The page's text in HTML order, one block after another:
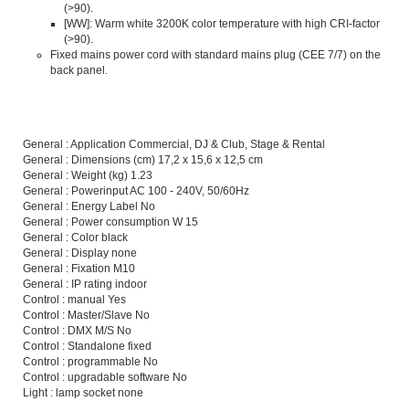
(>90).
[WW]: Warm white 3200K color temperature with high CRI-factor
(>90).
Fixed mains power cord with standard mains plug (CEE 7/7) on the
back panel.
General : Application Commercial, DJ & Club, Stage & Rental
General : Dimensions (cm) 17,2 x 15,6 x 12,5 cm
General : Weight (kg) 1.23
General : Powerinput AC 100 - 240V, 50/60Hz
General : Energy Label No
General : Power consumption W 15
General : Color black
General : Display none
General : Fixation M10
General : IP rating indoor
Control : manual Yes
Control : Master/Slave No
Control : DMX M/S No
Control : Standalone fixed
Control : programmable No
Control : upgradable software No
Light : lamp socket none